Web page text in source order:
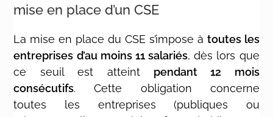
mise en place d’un CSE
La mise en place du CSE s’impose à toutes les
entreprises d’au moins 11 salariés, dès lors que
ce seuil est atteint pendant 12 mois
consécutifs. Cette obligation concerne
toutes
les entreprises(publiques ou